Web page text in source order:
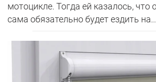
мотоцикле. Тогда ей казалось, что
сама обязательно будет ездить на...